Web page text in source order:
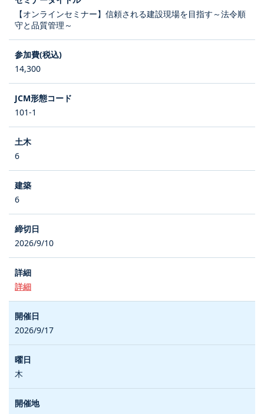
【オンラインセミナー】信頼される建設現場を目指す～法令順
守と品質管理～
14,300
101-1
6
6
2026/9/10
詳細
2026/9/17
木